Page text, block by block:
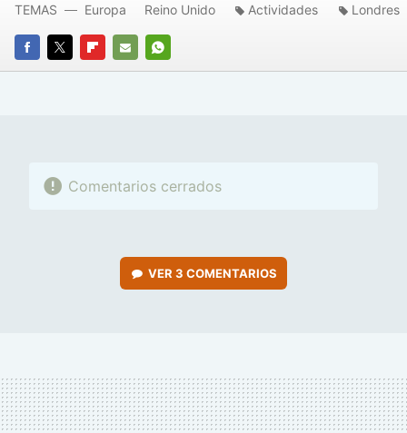
FACEBOOK
TWITTERFLIPBOARD
E-
WHATSAPP
TEMAS Europa Reino Unido Actividades Londres
Comentarios cerrados
VER 3 COMENTARIOS